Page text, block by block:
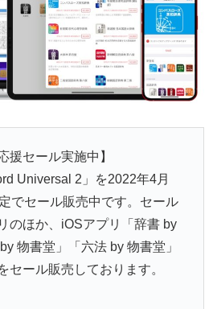
援セール実施中】
Universal 2」を2022年4月
でセール販売中です。セール
のほか、iOSアプリ「辞書 by
物書堂」「六法 by 物書堂」
セール販売しております。